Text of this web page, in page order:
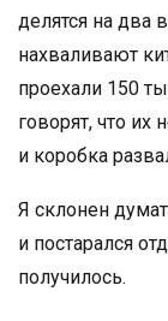
делятся на два
нахваливают
проехали 150
говорят, что их
и коробка
Я склонен
и постарался
получилось.